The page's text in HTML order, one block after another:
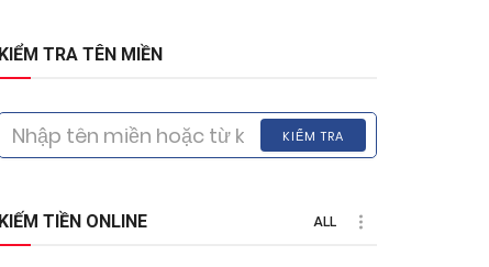
KIỂM TRA TÊN MIỀN
KIỂM TRA
KIẾM TIỀN ONLINE ALL